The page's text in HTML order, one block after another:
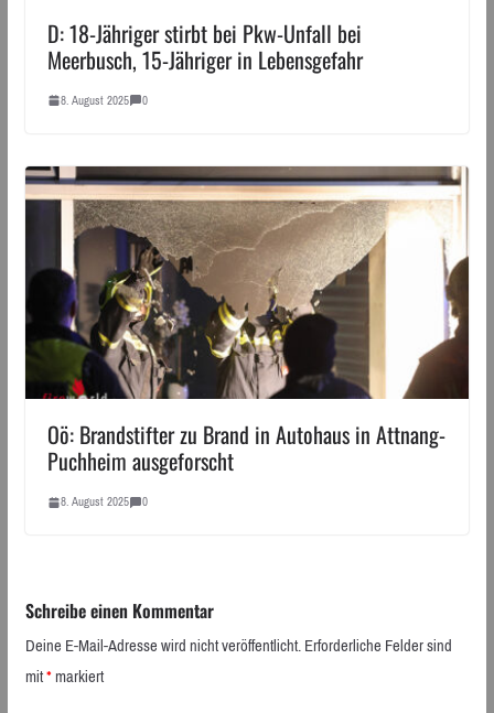
D: 18-Jähriger stirbt bei Pkw-Unfall bei
Meerbusch, 15-Jähriger in Lebensgefahr
8. August 2025 0
Oö: Brandstifter zu Brand in Autohaus in Attnang-
Puchheim ausgeforscht
8. August 2025 0
Schreibe einen Kommentar
Deine E-Mail-Adresse wird nicht veröffentlicht.Erforderliche Felder sind
mit*markiert